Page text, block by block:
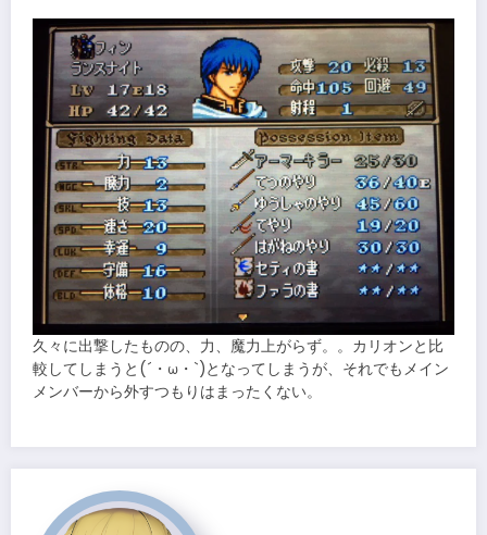
久々に出撃したものの、力、魔力上がらず。。カリオンと比
較してしまうと(´・ω・`)となってしまうが、それでもメイン
メンバーから外すつもりはまったくない。